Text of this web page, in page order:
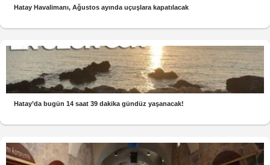
Hatay Havalimanı, Ağustos ayında uçuşlara kapatılacak
Hatay’da bugün 14 saat 39 dakika gündüz yaşanacak!